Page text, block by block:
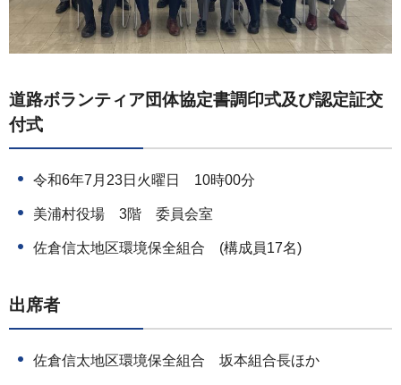
道路ボランティア団体協定書調印式及び認定証交
付式
令和6年7月23日火曜日 10時00分
美浦村役場 3階 委員会室
佐倉信太地区環境保全組合 (構成員17名)
出席者
佐倉信太地区環境保全組合 坂本組合長ほか